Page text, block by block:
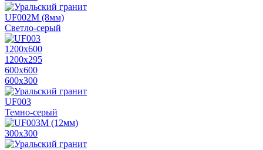
UF002M (8мм)
Светло-серый
1200х600
1200х295
600х600
600х300
UF003
Темно-серый
300х300